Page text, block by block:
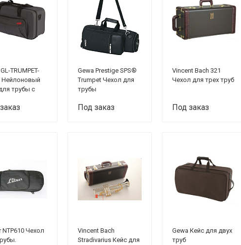
TRUMPET-
Нейлоновый
трубы с
Gewa Prestige SPS®
Trumpet Чехол для
трубы
Под заказ
Vincent Bach 321
Чехол для трех труб
Под заказ
NTP610 Чехол
Vincent Bach
Stradivarius Кейс для
Gewa Кейс для двух
труб